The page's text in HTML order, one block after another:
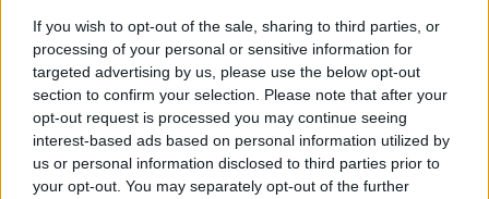
If you wish to opt-out of the sale, sharing to third parties, or
processing of your personal or sensitive information for
targeted advertising by us, please use the below opt-out
section to confirm your selection. Please note that after your
opt-out request is processed you may continue seeing
interest-based ads based on personal information utilized by
us or personal information disclosed to third parties prior to
your opt-out. You may separately opt-out of the further
MATKAILU
Finnairin lennoista osan lentää
jatkossa toinen lentoyhtiö –
matkustajille tärkeä rajoitus